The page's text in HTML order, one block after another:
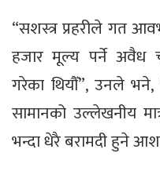
“सशस्त्र प्रहरीले गत
हजार मूल्य पर्ने अवैध
गरेका थियौँ”, उनले
सामानको उल्लेखनीय
भन्दा धेरै बरामदी हुने